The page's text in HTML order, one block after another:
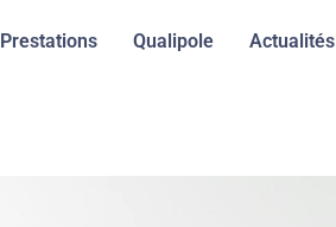
Prestations Qualipole Actualités